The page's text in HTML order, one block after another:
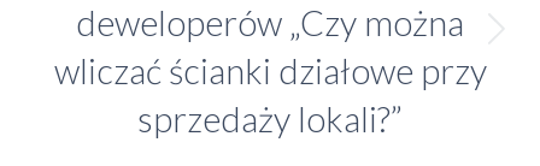
Następny
wpis:
deweloperów „Czy można
wliczać ścianki działowe przy
sprzedaży lokali?”